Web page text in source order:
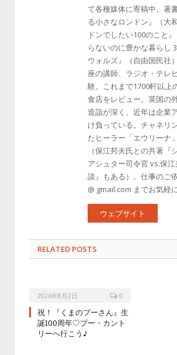
て各種媒体に寄稿中。著
る小さなロンドン』（大
ドンでしたい100のこと
らないのに豊かな暮らし
ウォルズ』（自由国民社
座の講師、ラジオ・テレ
験。これまで1700軒以上
食店をレビュー。英国の
造詣が深く、近年は企業
け負っている。チャネリ
たヒーラー「エウリーナ
（保江邦夫氏との共著『
アシュター司令官 vs.保
談』もある）。仕事のご
@ gmail.com までお気軽に
ウェブサイト
RELATED POSTS
2026年8月2日 0
祝！『くまのプーさん』生
誕100周年♡プー・カント
リーへ行こう♪